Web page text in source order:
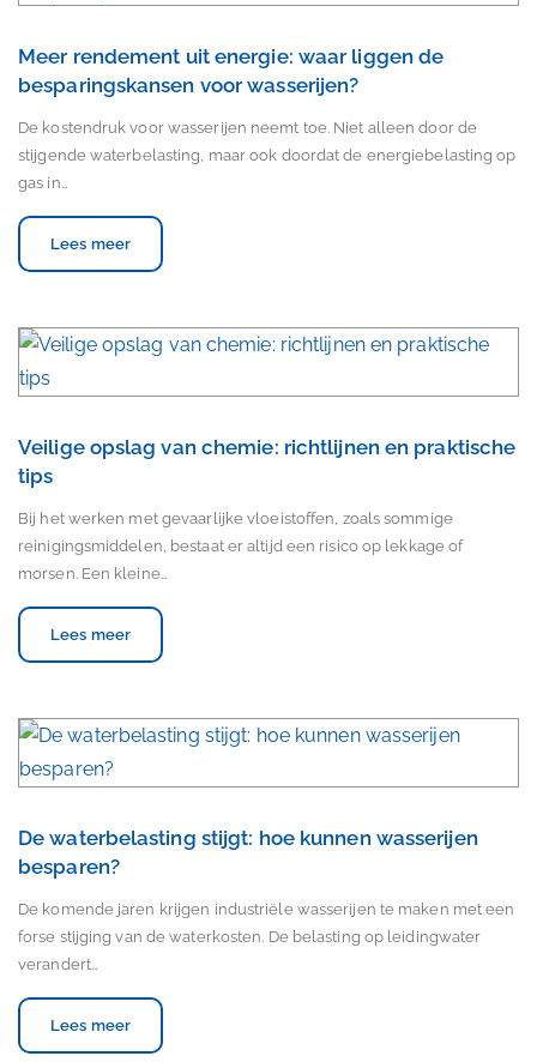
Meer rendement uit energie: waar liggen de
besparingskansen voor wasserijen?
De kostendruk voor wasserijen neemt toe. Niet alleen door de
stijgende waterbelasting, maar ook doordat de energiebelasting op
gas in…
Lees meer
Veilige opslag van chemie: richtlijnen en praktische
tips
Bij het werken met gevaarlijke vloeistoffen, zoals sommige
reinigingsmiddelen, bestaat er altijd een risico op lekkage of
morsen. Een kleine…
Lees meer
De waterbelasting stijgt: hoe kunnen wasserijen
besparen?
De komende jaren krijgen industriële wasserijen te maken met een
forse stijging van de waterkosten. De belasting op leidingwater
verandert…
Lees meer